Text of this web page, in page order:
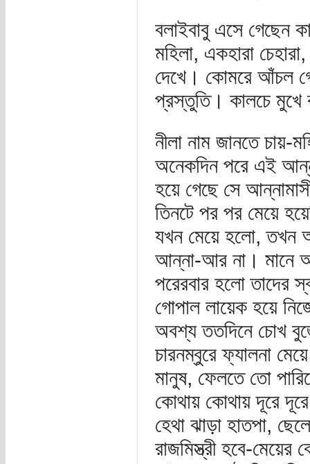
বলাইবাবু এসে গেছেন
মহিলা, একহারা
দেখে। কোমরে আঁচল
প্রস্তুতি। কালচে মুখে
নীলা নাম জানতে চায়-
অনেকদিন পরে এই
হয়ে গেছে সে
তিনটে পর পর মেয়ে
যখন মেয়ে হলো, তখন
আন্না-আর না। মানে
পরেরবার হলো তাদের
গোপাল লায়েক হয়ে
অবশ্য ততদিনে চোখ
চারনম্বুরে ফ্যালনা
মানুষ, ফেলতে তো
কোথায় কোথায় দূরে
হেথা ঝাড়া হাতপা,
রাজমিস্ত্রী হবে-